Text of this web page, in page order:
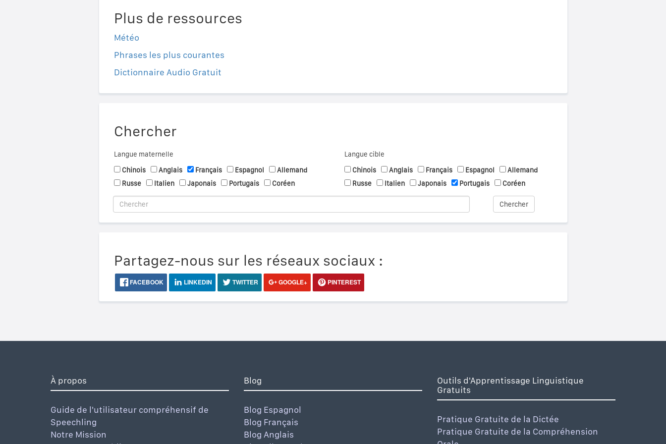
Plus de ressources
Météo
Phrases les plus courantes
Dictionnaire Audio Gratuit
Chercher
Langue maternelle
Chinois
Anglais Français Espagnol
Allemand
Russe
Italien Japonais Portugais Coréen
Langue cible
Chinois
Anglais Français Espagnol
Allemand
Russe
Italien Japonais Portugais Coréen
Chercher
Partagez-nous sur les réseaux sociaux :
FACEBOOK LINKEDIN TWITTER GOOGLE+ PINTEREST
À propos
Guide de l'utilisateur compréhensif de
Speechling
Notre Mission
Blog
Blog Espagnol
Blog Français
Blog Anglais
Outils d'Apprentissage Linguistique
Gratuits
Pratique Gratuite de la Dictée
Pratique Gratuite de la Compréhension